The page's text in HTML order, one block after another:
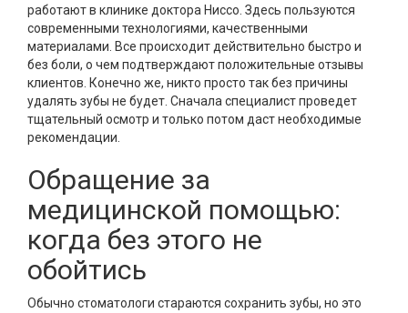
работают в клинике доктора Ниссо. Здесь пользуются
современными технологиями, качественными
материалами. Все происходит действительно быстро и
без боли, о чем подтверждают положительные отзывы
клиентов. Конечно же, никто просто так без причины
удалять зубы не будет. Сначала специалист проведет
тщательный осмотр и только потом даст необходимые
рекомендации.
Обращение за
медицинской помощью:
когда без этого не
обойтись
Обычно стоматологи стараются сохранить зубы, но это